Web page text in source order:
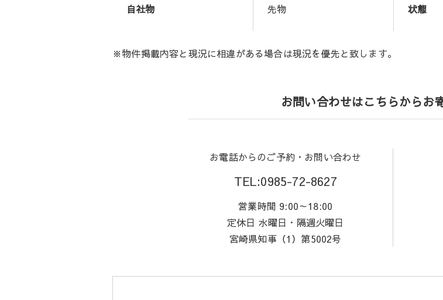
自社物 先物 状態
※物件掲載内容と現況に相違がある場合は現況を優先と致します。
お問い合わせはこちらからお
お電話からのご予約・お問い合わせ
TEL:0985-72-8627
営業時間 9:00～18:00
定休日 水曜日・隔週火曜日
宮崎県知事（1）第5002号